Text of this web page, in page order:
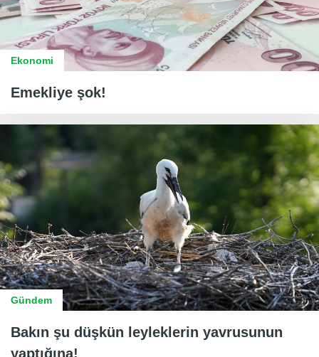
Ekonomi
Emekliye şok!
Gündem
Bakın şu düşkün leyleklerin yavrusunun
yaptığına!